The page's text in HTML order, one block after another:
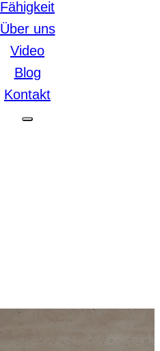
Fähigkeit
Über uns
Video
Blog
Kontakt